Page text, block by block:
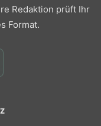
Redaktion prüft Ihr
Format.